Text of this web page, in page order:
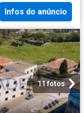
Infos do anúncio
11 fotos